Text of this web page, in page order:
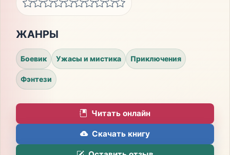
ЖАНРЫ
Боевик Ужасы и мистика Приключения
Фэнтези
Читать онлайн
Скачать книгу